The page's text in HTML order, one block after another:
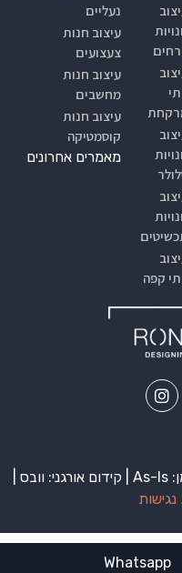
קפה
נעליים
עיצוב חנות
צעצועים
עיצוב חנות
מחשבים
עיצוב חנות
קוסמטיקה
מאמרים אחרונים
As-Is | קידום אורגני: וובס |
Whatsapp